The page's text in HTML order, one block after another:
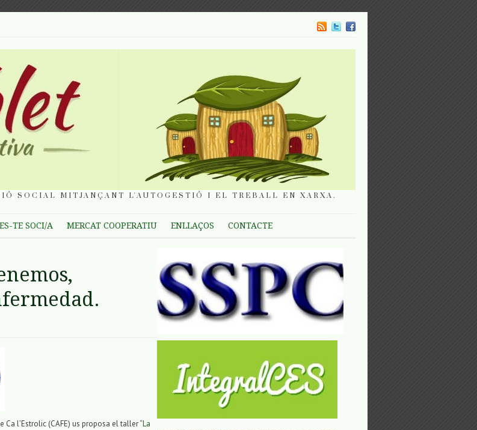
SOCIAL MITJANÇANT L'AUTOGESTIÓ I EL TREBALL EN XARXA.
TE SOCI/A MERCAT COOPERATIU ENLLAÇOS CONTACTE
l’Estrolic (CAFE) us proposa el taller “La